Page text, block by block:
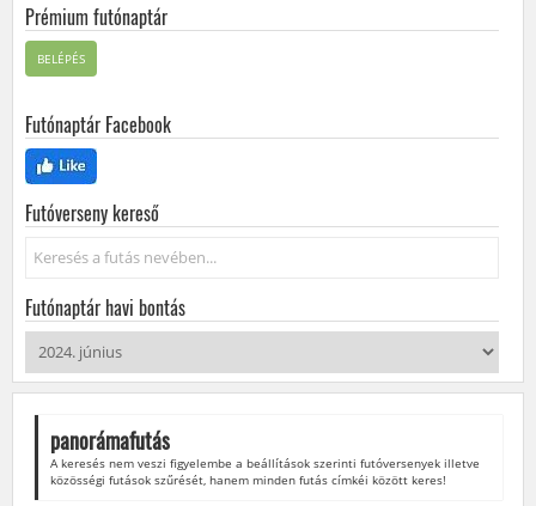
Prémium futónaptár
BELÉPÉS
Futónaptár Facebook
Futóverseny kereső
Keresés...
Futónaptár havi bontás
panorámafutás
A keresés nem veszi figyelembe a beállítások szerinti futóversenyek illetve
közösségi futások szűrését, hanem minden futás címkéi között keres!